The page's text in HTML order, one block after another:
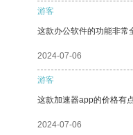
游客
这款办公软件的功能非常
2024-07-06
游客
这款加速器app的价格有
2024-07-06